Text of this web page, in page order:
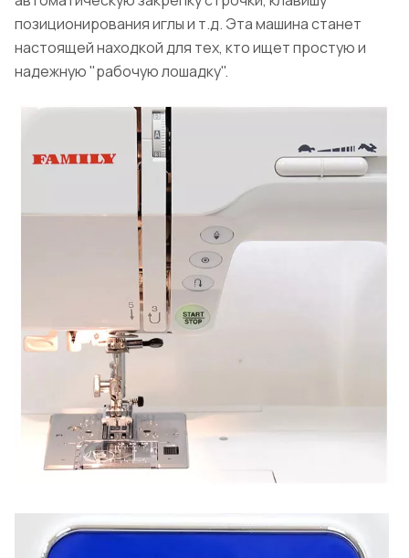
позиционирования иглы и т.д. Эта машина станет
настоящей находкой для тех, кто ищет простую и
надежную "рабочую лошадку".